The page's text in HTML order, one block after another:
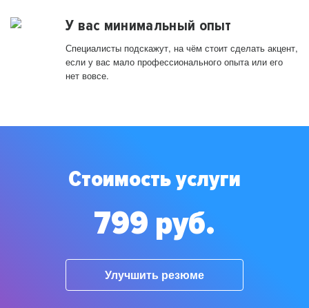
У вас минимальный опыт
Специалисты подскажут, на чём стоит сделать акцент,
если у вас мало профессионального опыта или его
нет вовсе.
Стоимость услуги
799 руб.
Улучшить резюме